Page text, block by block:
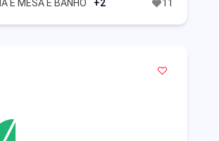
E MESA E BANHO +2 11